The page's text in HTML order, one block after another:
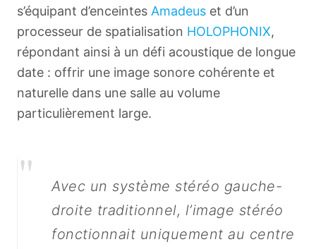
s’équipant d’enceintes Amadeus et d’un
processeur de spatialisation HOLOPHONIX,
répondant ainsi à un défi acoustique de longue
date : offrir une image sonore cohérente et
naturelle dans une salle au volume
particulièrement large.
"
Avec un système stéréo gauche-
droite traditionnel, l’image stéréo
fonctionnait uniquement au centre